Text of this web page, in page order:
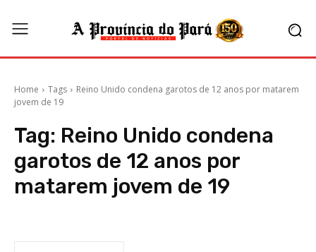
Home Tags
Reino Unido condena garotos de 12 anos por matarem
jovem de 19
Tag: Reino Unido condena
garotos de 12 anos por
matarem jovem de 19